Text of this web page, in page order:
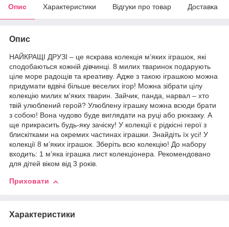
Опис Характеристики Відгуки про товар Доставка
Опис
НАЙКРАЩІ ДРУЗІ – це яскрава колекція м’яких іграшок, які
сподобаються кожній дівчинці. 8 милих тваринок подарують
ціле море радощів та креативу. Адже з такою іграшкою можна
придумати вдвічі більше веселих ігор! Можна зібрати цілу
колекцію милих м'яких тварин. Зайчик, панда, нарвал – хто
твій улюблений герой? Улюблену іграшку можна всюди брати
з собою! Вона чудово буде виглядати на руці або рюкзаку. А
ще прикрасить будь-яку зачіску! У колекції є рідкісні герої з
блискітками на окремих частинах іграшки. Знайдіть їх усі! У
колекції 8 м’яких іграшок. Зберіть всю колекцію! До набору
входить: 1 м’яка іграшка лист колекціонера. Рекомендовано
для дітей віком від 3 років.
Приховати
Характеристики